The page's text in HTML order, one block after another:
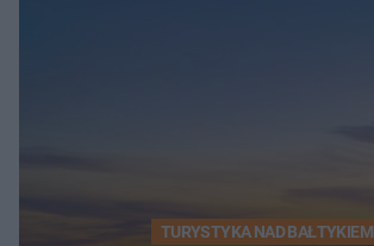
TURYSTYKA NAD BAŁTYKIEM